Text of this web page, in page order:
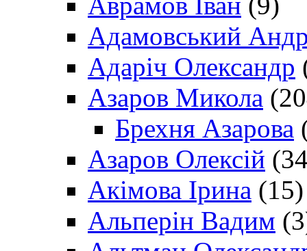
Адамовський
Адаріч Олександр
Азаров Микола
Брехня Азарова
Азаров Олексій
Акімова Ірина (15)
Альперін Вадим